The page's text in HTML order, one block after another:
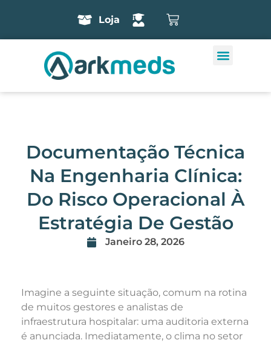
Loja
Documentação Técnica
Na Engenharia Clínica:
Do Risco Operacional À
Estratégia De Gestão
Janeiro 28, 2026
Imagine a seguinte situação, comum na rotina
de muitos gestores e analistas de
infraestrutura hospitalar: uma auditoria externa
é anunciada. Imediatamente, o clima no setor